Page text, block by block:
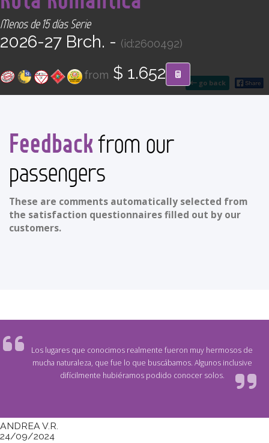
CONTACT
Find your Tour
go back
Menos de 15 días Serie
2026-27 Brch. - (id:2600492)
from $ 1.652
Feedbackfrom our
passengers
These are comments automatically selected from
the satisfaction questionnaires filled out by our
customers.
Los lugares que conocimos realmente fueron muy hermosos de
mucha naturaleza, que fue lo que buscábamos. Algunos inclusive
difícilmente hubiéramos podido conocer solos.
ANDREA V.R.
24/09/2024